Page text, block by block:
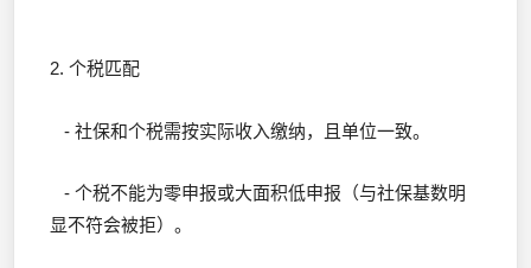
2. 个税匹配
- 社保和个税需按实际收入缴纳，且单位一致。
- 个税不能为零申报或大面积低申报（与社保基数明
显不符会被拒）。